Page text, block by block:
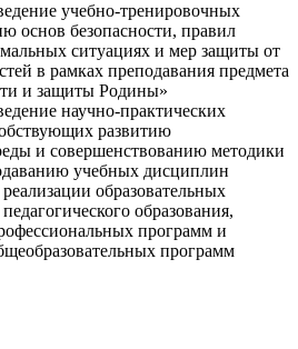
учебно-тренировочных
основ безопасности, правил
ситуациях и мер защиты от
в рамках преподавания предмета
и защиты Родины»
научно-практических
развитию
и совершенствованию методики
учебных дисциплин
образовательных
образования,
программ и
программ